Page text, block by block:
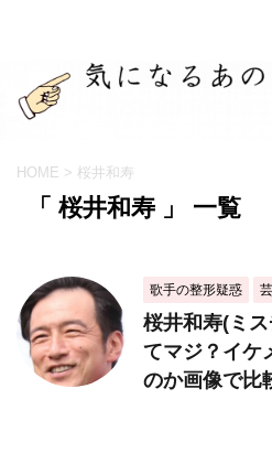
HOME > 桜井和寿
「 桜井和寿 」 一覧
歌手の整形疑惑
桜井和寿(ミ
てマジ？イケ
のか画像で比